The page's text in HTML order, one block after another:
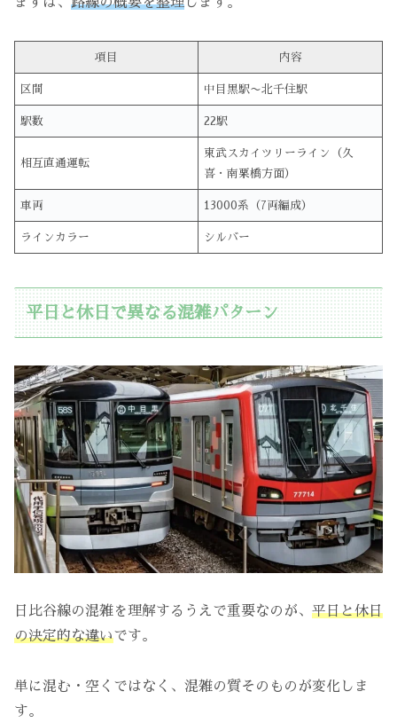
項目 内容
区間 中目黒駅〜北千住駅
駅数 22駅
相互直通運転
東武スカイツリーライン（久
喜・南栗橋方面）
車両 13000系（7両編成）
ラインカラー シルバー
平日と休日で異なる混雑パターン
日比谷線の混雑を理解するうえで重要なのが、 平日と休日
の決定的な違いです。
単に混む・空くではなく、混雑の質そのものが変化しま
す。